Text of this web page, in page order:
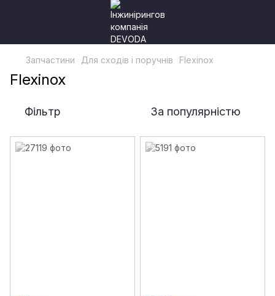
Запчастини Для сходів і поручнів Flexinox
Flexinox
Фільтр За популярністю